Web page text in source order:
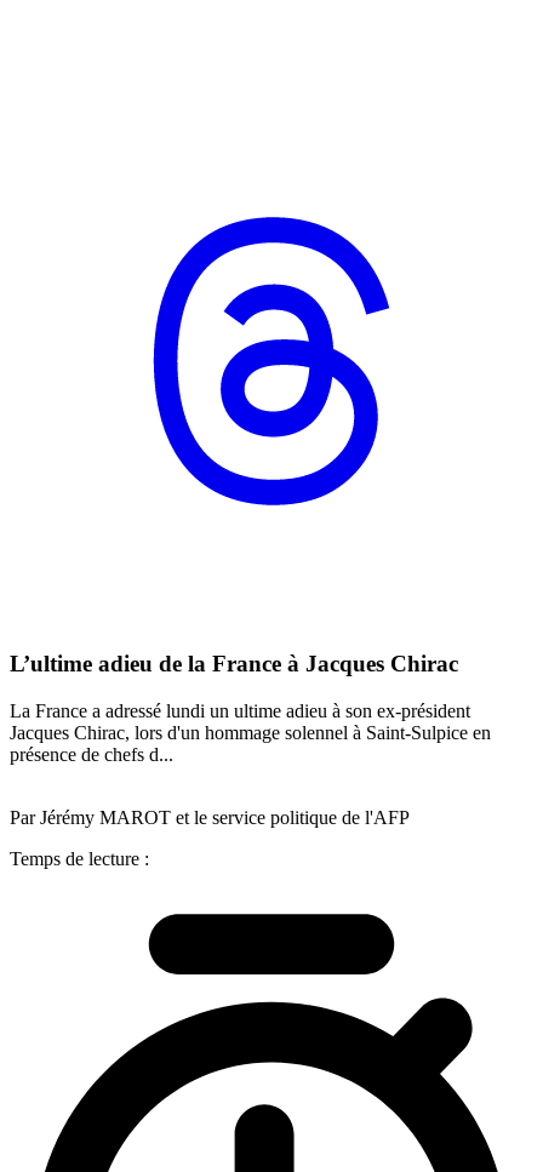
L’ultime adieu de la France à Jacques Chirac
La France a adressé lundi un ultime adieu à son ex-président
Jacques Chirac, lors d'un hommage solennel à Saint-Sulpice en
présence de chefs d...
Par Jérémy MAROT et le service politique de l'AFP
Temps de lecture :